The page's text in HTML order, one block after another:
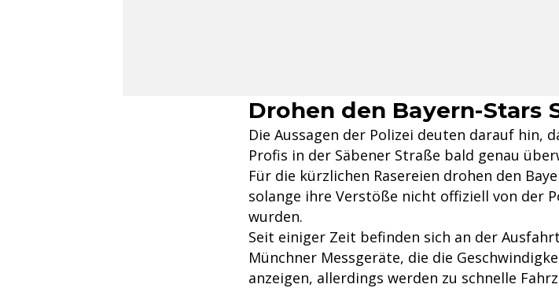
Drohen den Bayern-Stars
Die Aussagen der Polizei deuten darauf hin,
Profis in der Säbener Straße bald genau
Für die kürzlichen Rasereien drohen den
solange ihre Verstöße nicht offiziell von der
wurden.
Seit einiger Zeit befinden sich an der
Münchner Messgeräte, die die
anzeigen, allerdings werden zu schnelle